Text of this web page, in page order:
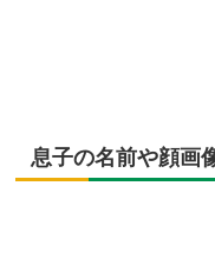
息子の名前や顔画